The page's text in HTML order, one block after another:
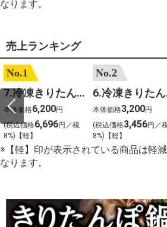
なります。
売上ランキング
No.1
7.冷凍きりたんぽセットM 野菜なし 4人前
本体価格6,200円
(税込価格6,696円／税
8%)【軽】
No.2
6.
本体価格3,200円
(税込価格3,456円／
8%)【軽】
※【軽】印が表示されている商品は軽
なります。